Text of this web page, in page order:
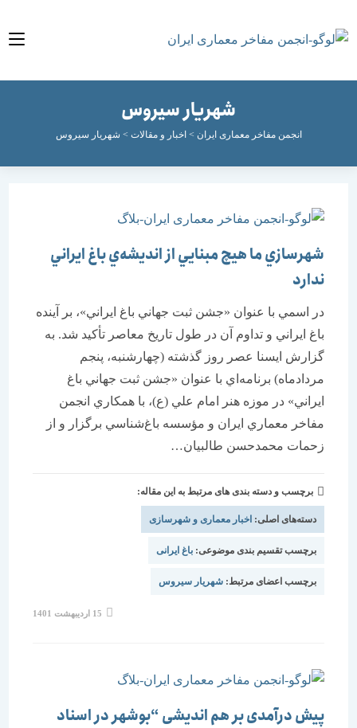
شهریار سیروس
انجمن مفاخر معماری ایران>اخبار و مقالات>شهریار سیروس
شهرسازي ما هيچ مبنايي از انديشه‌ي باغ ايراني
ندارد
در اسمي با عنوان «جشن ثبت جهاني باغ ايراني»، بر آينده
باغ ايراني و تداوم آ‌ن در طول تاريخ معاصر تأكيد شد. به
گزارش ايسنا عصر روز گذشته (چهارشنبه، پنجم
مردادماه) برنامه‌اي با عنوان «جشن ثبت جهاني باغ‌
ايراني» در موزه هنر امام علي (ع)، با همكاري انجمن
مفاخر معماري ايران و مؤسسه باغ‌شناسي برگزار و از
زحمات محمدحسن طالبيان…
برچسب و دسته بندی های مرتبط به این مقاله:
دسته‌های اصلی:اخبار معماری و شهرسازی
برچسب تقسیم بندی موضوعی:باغ ایرانی
برچسب اعضای مرتبط:شهریار سیروس
پیش درآمدی بر هم اندیشی “بوشهر در اسناد